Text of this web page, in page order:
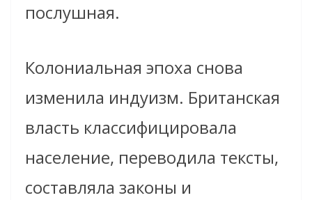
послушная.
Колониальная эпоха снова
изменила индуизм. Британская
власть классифицировала
население, переводила тексты,
составляла законы и